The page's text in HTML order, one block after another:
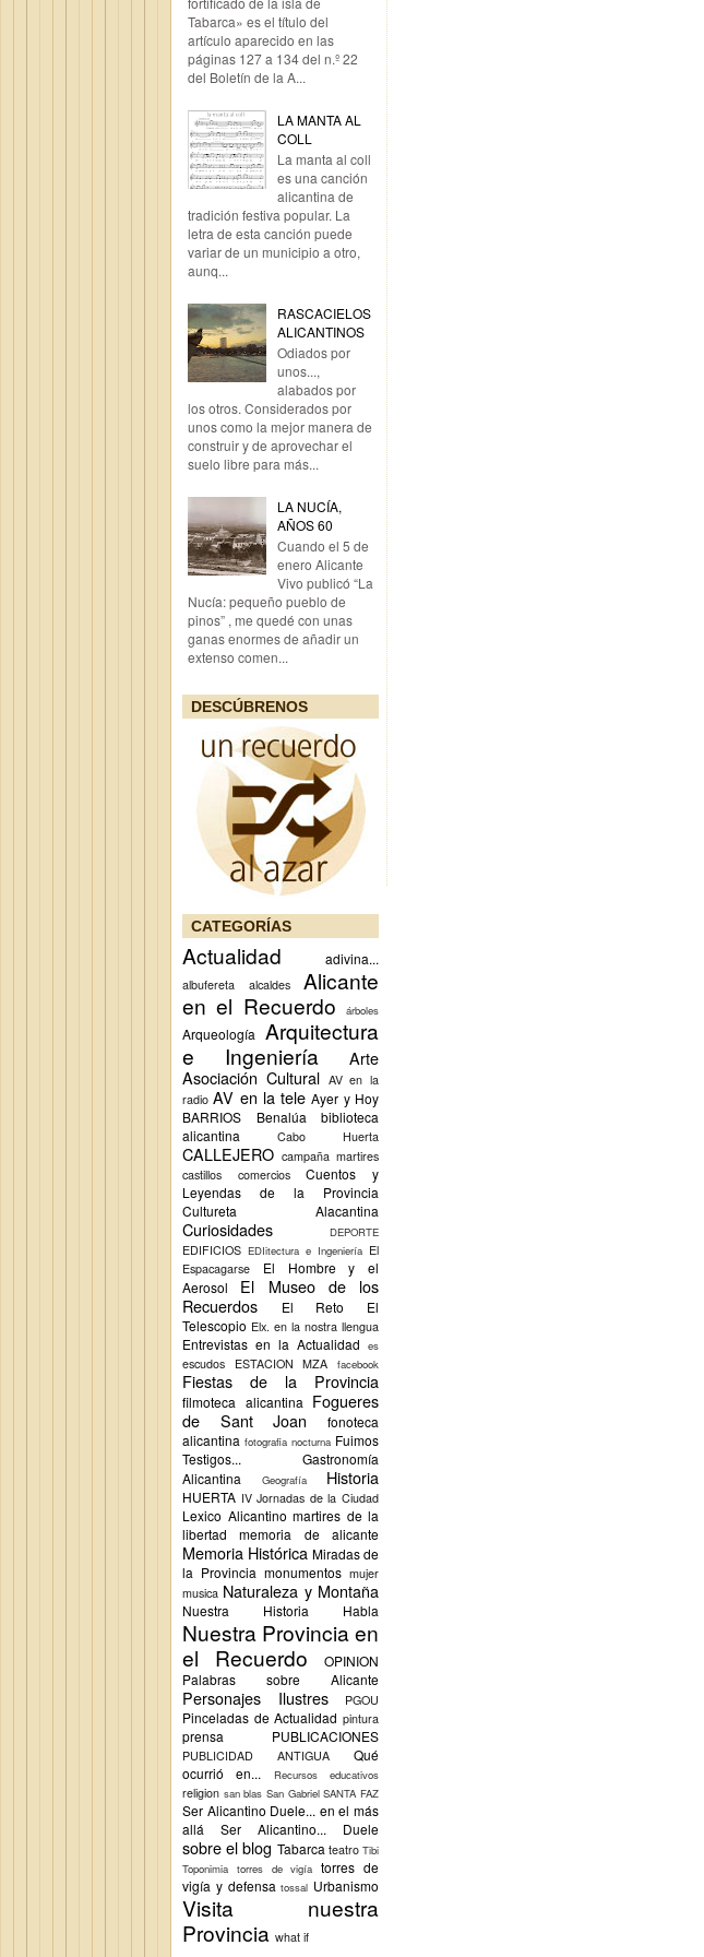
Tabarca» es el título del
artículo aparecido en las
páginas 127 a 134 del n.º 22
del Boletín de la A...
LA MANTA AL
COLL
La manta al coll
es una canción
alicantina de
tradición festiva popular. La
letra de esta canción puede
variar de un municipio a otro,
aunq...
RASCACIELOS
ALICANTINOS
Odiados por
unos...,
alabados por
los otros. Considerados por
unos como la mejor manera de
construir y de aprovechar el
suelo libre para más...
LA NUCÍA,
AÑOS 60
Cuando el 5 de
enero Alicante
Vivo publicó “La
Nucía: pequeño pueblo de
pinos” , me quedé con unas
ganas enormes de añadir un
extenso comen...
DESCÚBRENOS
CATEGORÍAS
Actualidad adivina...
albufereta alcaldes
Alicante
en el Recuerdo
árboles
Arqueología Arquitectura
e Ingeniería
Arte
Asociación Cultural AV en la
radio AV en la tele Ayer y Hoy
BARRIOS
Benalúa
biblioteca
alicantina
Cabo Huerta
CALLEJERO campaña martires
castillos
comercios
Cuentos y
Leyendas de la Provincia
Cultureta Alacantina
Curiosidades DEPORTE
EDIFICIOS EDIitectura e Ingeniería El
Espacagarse
El Hombre y el
Aerosol
El Museo de los
Recuerdos
El Reto
El
Telescopio Elx. en la nostra llengua
Entrevistas en la Actualidad es
escudos ESTACION MZA facebook
Fiestas de la Provincia
filmoteca alicantina Fogueres
de Sant Joan
fonoteca
alicantina fotografia nocturna Fuimos
Testigos...
Gastronomía
Alicantina
Geografía Historia
HUERTA IV Jornadas de la Ciudad
Lexico Alicantino martires de la
libertad
memoria de alicante
Memoria Histórica Miradas de
la Provincia monumentos mujer
musica Naturaleza y Montaña
Nuestra Historia Habla
Nuestra Provincia en
el Recuerdo
OPINION
Palabras sobre Alicante
Personajes Ilustres PGOU
Pinceladas de Actualidad pintura
prensa PUBLICACIONES
PUBLICIDAD ANTIGUA
Qué
ocurrió en...
Recursos educativos
religion san blas San Gabriel SANTA FAZ
Ser Alicantino Duele... en el más
allá
Ser Alicantino... Duele
sobre el blog Tabarca teatro Tibi
Toponimia torres de vigía torres de
vigía y defensa tossal Urbanismo
Visita nuestra
Provincia what if